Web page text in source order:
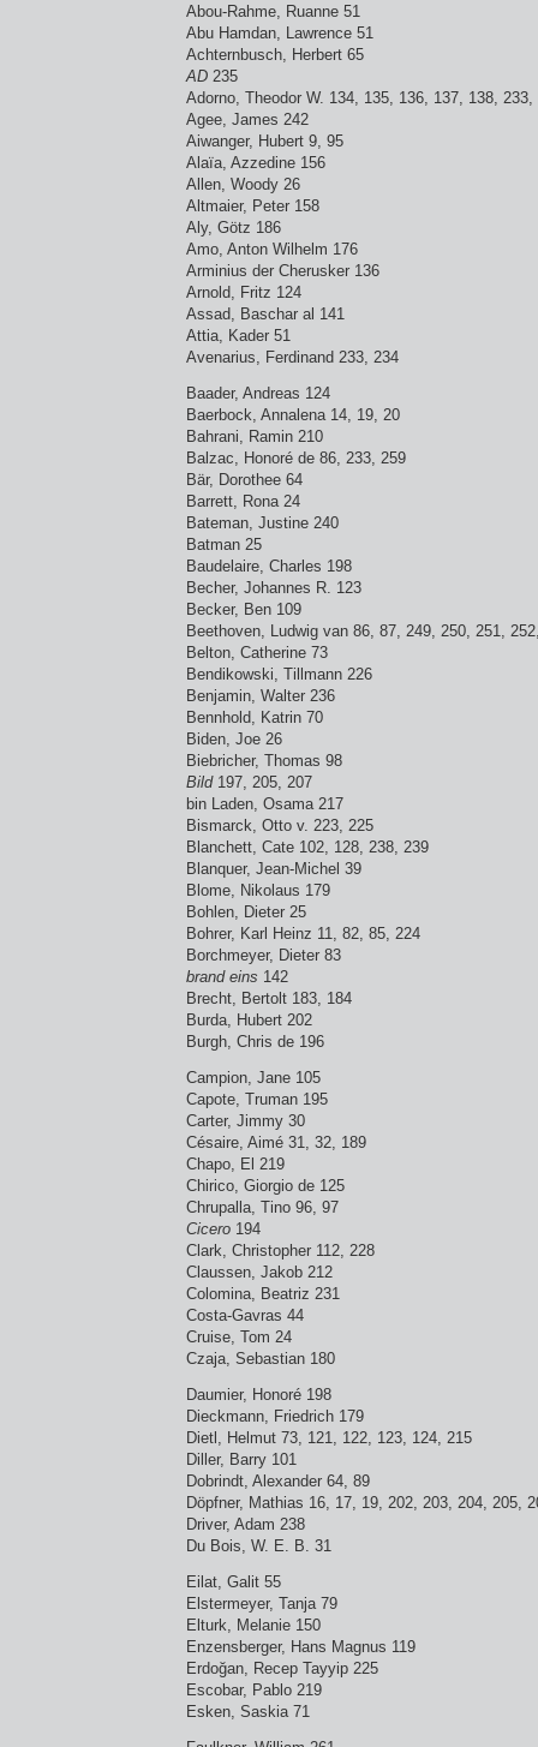
Abou-Rahme, Ruanne 51
Abu Hamdan, Lawrence 51
Achternbusch, Herbert 65
AD 235
Adorno, Theodor W. 134, 135, 136, 137, 138, 233,
Agee, James 242
Aiwanger, Hubert 9, 95
Alaïa, Azzedine 156
Allen, Woody 26
Altmaier, Peter 158
Aly, Götz 186
Amo, Anton Wilhelm 176
Arminius der Cherusker 136
Arnold, Fritz 124
Assad, Baschar al 141
Attia, Kader 51
Avenarius, Ferdinand 233, 234
Baader, Andreas 124
Baerbock, Annalena 14, 19, 20
Bahrani, Ramin 210
Balzac, Honoré de 86, 233, 259
Bär, Dorothee 64
Barrett, Rona 24
Bateman, Justine 240
Batman 25
Baudelaire, Charles 198
Becher, Johannes R. 123
Becker, Ben 109
Beethoven, Ludwig van 86, 87, 249, 250, 251,
Belton, Catherine 73
Bendikowski, Tillmann 226
Benjamin, Walter 236
Bennhold, Katrin 70
Biden, Joe 26
Biebricher, Thomas 98
Bild197, 205, 207
bin Laden, Osama 217
Bismarck, Otto v. 223, 225
Blanchett, Cate 102, 128, 238, 239
Blanquer, Jean-Michel 39
Blome, Nikolaus 179
Bohlen, Dieter 25
Bohrer, Karl Heinz 11, 82, 85, 224
Borchmeyer, Dieter 83
brand eins 142
Brecht, Bertolt 183, 184
Burda, Hubert 202
Burgh, Chris de 196
Campion, Jane 105
Capote, Truman 195
Carter, Jimmy 30
Césaire, Aimé 31, 32, 189
Chapo, El 219
Chirico, Giorgio de 125
Chrupalla, Tino 96, 97
Cicero 194
Clark, Christopher 112, 228
Claussen, Jakob 212
Colomina, Beatriz 231
Costa-Gavras 44
Cruise, Tom 24
Czaja, Sebastian 180
Daumier, Honoré 198
Dieckmann, Friedrich 179
Dietl, Helmut 73, 121, 122, 123, 124, 215
Diller, Barry 101
Dobrindt, Alexander 64, 89
Döpfner, Mathias 16, 17, 19, 202, 203, 204, 205,
Driver, Adam 238
Du Bois, W. E. B. 31
Eilat, Galit 55
Elstermeyer, Tanja 79
Elturk, Melanie 150
Enzensberger, Hans Magnus 119
Erdoğan, Recep Tayyip 225
Escobar, Pablo 219
Esken, Saskia 71